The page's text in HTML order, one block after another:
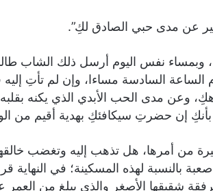
عن مدى حبي الصادق لكِ”.
وبمساء نفس اليوم أرسل ذلك الشاب
الساعة السادسة مساءا، وإن لم تأتِ
وعن مدى الحب الأبدي الذي يكنه
إن حضرتِ سيكافئكِ بهدية أقيم من
من أمرها، هل تذهب إليه وتغضب
بالنسبة لهذه المسكينة؛ في النهاية
شقيقها الأصغر والذي يبلغ من